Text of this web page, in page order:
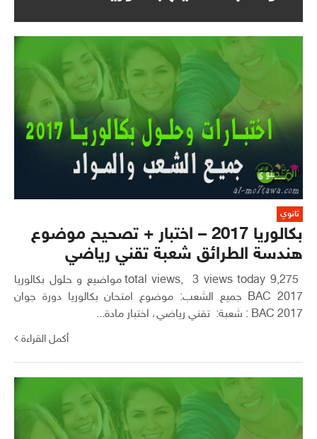
ثانوي
بكالوريا 2017 – اختبار + تصحيح موضوع
هندسة الطرائق شعبة تقني رياضي
9,275 total views, 3 views today مواضيع و حلول بكالوريا
2017 BAC جميع الشعب: موضوع امتحان بكالوريا دورة جوان
2017 BAC : شعبة: تقني رياضي، اختبار مادة...
أكمل القراءة